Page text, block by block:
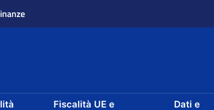
Fiscalità UE e Dati e